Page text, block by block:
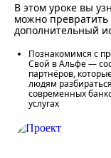
В этом уроке вы
можно
дополнительный
Познакомимся с
Свой в Альфе —
партнёров,
людям
современных
услугах